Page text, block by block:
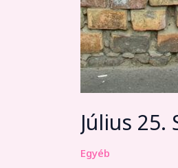
Július 25.
Egyéb